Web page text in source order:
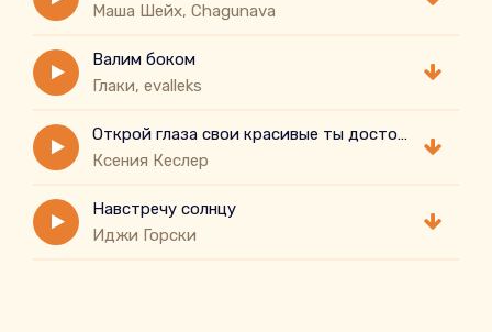
Маша Шейх, Chagunava
Валим боком
Глаки, evalleks
Открой глаза свои красивые ты достойна только сильного
Ксения Кеслер
Навстречу солнцу
Иджи Горски